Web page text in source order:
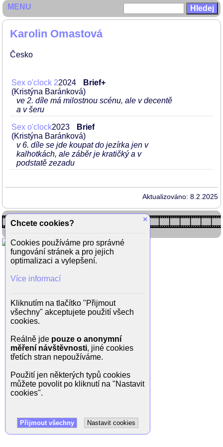
Karolin Omastová
Česko
Sex o'clock 22024
Brief+
(Kristýna Baránková)
ve 2. díle má milostnou scénu, ale v decentě
a v šeru
Sex o'clock2023
Brief
(Kristýna Baránková)
v 6. díle se jde koupat do jezírka jen v
kalhotkách, ale záběr je kratičký a v
podstatě zezadu
Aktualizováno: 8.2.2025
MENU
×
Chcete cookies?
Cookies používáme pro správné
fungování stránek a pro jejich
optimalizaci a vylepšení.
Více informací
Kliknutím na tlačítko "Přijmout
všechny" akceptujete použití všech
cookies.
Reálně jde pouze o anonymní
měření návštěvnosti, jiné cookies
třetích stran nepoužíváme.
Použití jen některých typů cookies
můžete povolit po kliknutí na "Nastavit
cookies".
Přijmout všechny Nastavit cookies